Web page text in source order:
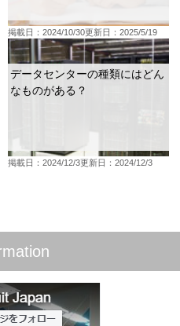
掲載日：2024/10/30更新日：2025/5/19
データセンターの種類にはどん
なものがある？
掲載日：2024/12/3更新日：2024/12/3